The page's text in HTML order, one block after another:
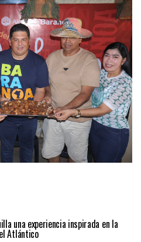
una experiencia inspirada en la
Atlántico